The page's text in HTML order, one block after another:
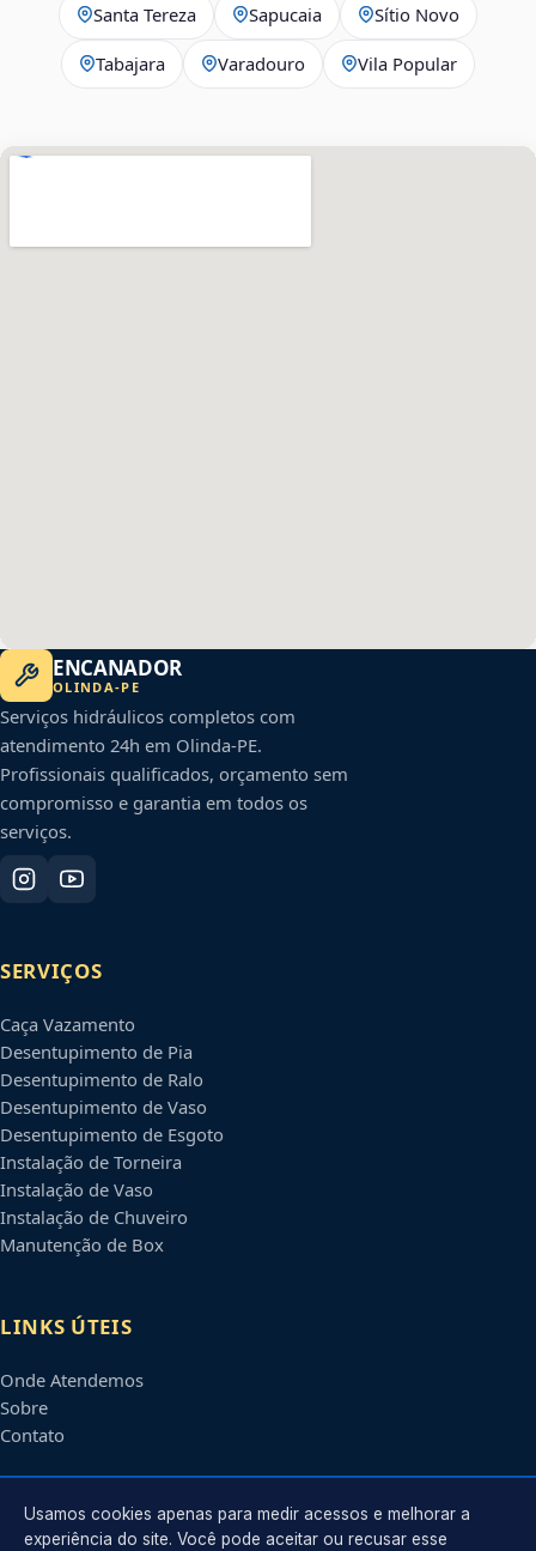
Santa Tereza Sapucaia Sítio Novo
Tabajara Varadouro Vila Popular
ENCANADOR
OLINDA-PE
Serviços hidráulicos completos com
atendimento 24h em Olinda-PE.
Profissionais qualificados, orçamento sem
compromisso e garantia em todos os
serviços.
SERVIÇOS
Caça Vazamento
Desentupimento de Pia
Desentupimento de Ralo
Desentupimento de Vaso
Desentupimento de Esgoto
Instalação de Torneira
Instalação de Vaso
Instalação de Chuveiro
Manutenção de Box
LINKS ÚTEIS
Onde Atendemos
Sobre
Contato
CONTATO
Usamos cookies apenas para medir acessos e melhorar a
experiência do site. Você pode aceitar ou recusar esse